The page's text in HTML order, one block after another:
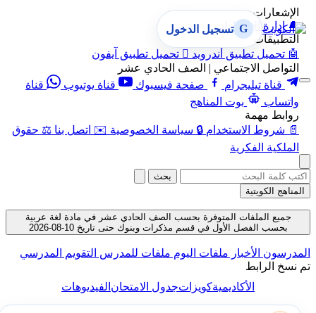
الإشعارات
🔔 إدارة الإشعارات
التطبيقات
🤖 تحميل تطبيق أندرويد  تحميل تطبيق آيفون
التواصل الاجتماعي | الصف الحادي عشر
قناة تيليجرام
صفحة فيسبوك قناة يوتيوب
قناة
واتساب
بوت المناهج
روابط مهمة
📄 شروط الاستخدام 🔒 سياسة الخصوصية ✉️ اتصل بنا ⚖️ حقوق
الملكية الفكرية
G تسجيل الدخول
بحث
المناهج الكويتية
جميع الملفات المتوفرة بحسب الصف الحادي عشر في مادة لغة عربية
بحسب الفصل الأول في قسم مذكرات وبنوك حتى تاريخ 10-08-2026
المدرسون الأخبار ملفات اليوم ملفات للمدرس التقويم المدرسي
تم نسخ الرابط
الأكاديميةكويزاتجدول الامتحانالفيديوهات